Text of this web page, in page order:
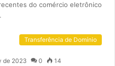
do comércio eletrônico
Transferência de Domínio
de 2023 0 14